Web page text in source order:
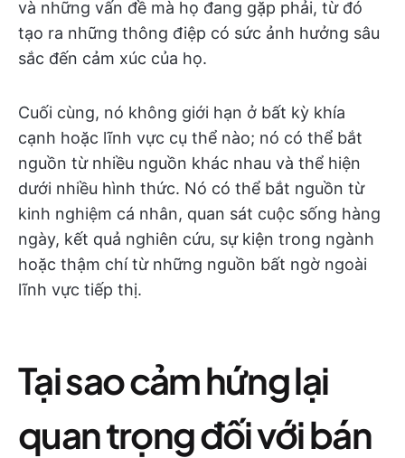
và những vấn đề mà họ đang gặp phải, từ đó
tạo ra những thông điệp có sức ảnh hưởng sâu
sắc đến cảm xúc của họ.
Cuối cùng, nó không giới hạn ở bất kỳ khía
cạnh hoặc lĩnh vực cụ thể nào; nó có thể bắt
nguồn từ nhiều nguồn khác nhau và thể hiện
dưới nhiều hình thức. Nó có thể bắt nguồn từ
kinh nghiệm cá nhân, quan sát cuộc sống hàng
ngày, kết quả nghiên cứu, sự kiện trong ngành
hoặc thậm chí từ những nguồn bất ngờ ngoài
lĩnh vực tiếp thị.
Tại sao cảm hứng lại
quan trọng đối với bán